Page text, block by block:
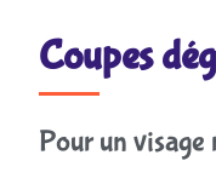
Coupes
Pour un visage